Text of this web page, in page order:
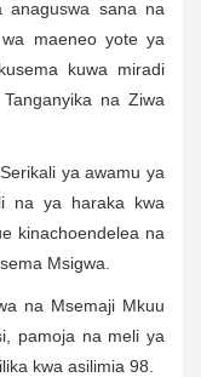
anaguswa sana na
maeneo yote ya
kuwa miradi
na Ziwa
ya awamu ya
na ya haraka kwa
kinachoendelea na
Msigwa.
na Msemaji Mkuu
pamoja na meli ya
kwa asilimia 98.